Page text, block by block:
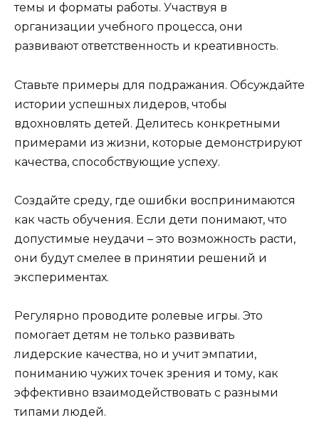
темы и форматы работы. Участвуя в
организации учебного процесса, они
развивают ответственность и креативность.
Ставьте примеры для подражания. Обсуждайте
истории успешных лидеров, чтобы
вдохновлять детей. Делитесь конкретными
примерами из жизни, которые демонстрируют
качества, способствующие успеху.
Создайте среду, где ошибки воспринимаются
как часть обучения. Если дети понимают, что
допустимые неудачи – это возможность расти,
они будут смелее в принятии решений и
экспериментах.
Регулярно проводите ролевые игры. Это
помогает детям не только развивать
лидерские качества, но и учит эмпатии,
пониманию чужих точек зрения и тому, как
эффективно взаимодействовать с разными
типами людей.